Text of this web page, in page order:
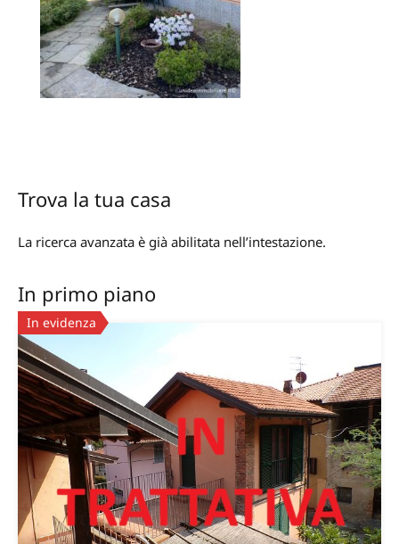
Trova la tua casa
La ricerca avanzata è già abilitata nell’intestazione.
In primo piano
In evidenza